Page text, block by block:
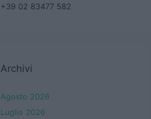
+39 02 83477 582
Archivi
Agosto 2026
Luglio 2026